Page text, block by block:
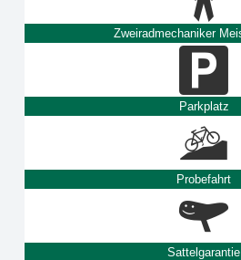
Zweiradmechaniker
Parkplatz
Probefahrt
Sattelgarantie